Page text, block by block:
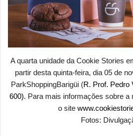
A quarta unidade da Cookie Stories
partir desta quinta-feira, dia 05 de
ParkShoppingBarigüi (R. Prof. Pedro
600). Para mais informações sobre a
o site
Fotos: